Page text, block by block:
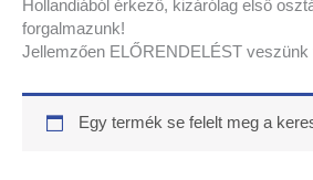
Hollandiából érkező, kizárólag első
forgalmazunk!
Jellemzően ELŐRENDELÉST veszünk
Egy termék se felelt meg a